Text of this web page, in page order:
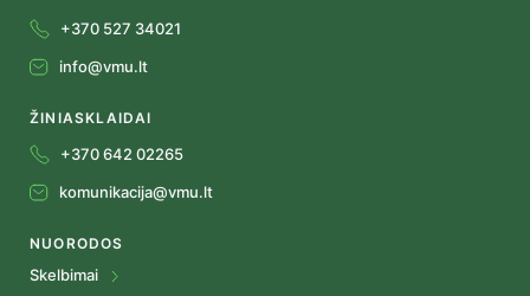
+370 527 34021
info@vmu.lt
ŽINIASKLAIDAI
+370 642 02265
komunikacija@vmu.lt
NUORODOS
Skelbimai